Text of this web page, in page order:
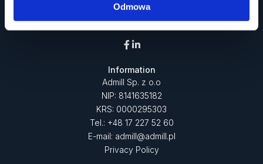
Odmowa
components for the aerospace, space, and defense
industries.
Information
Admill Sp. z o.o
NIP: 8141635182
KRS: 0000295303
Tel.: +48 17 227 52 60
E-mail: admill@admill.pl
Privacy Policy